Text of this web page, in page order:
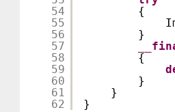
54
55
56
57
58
59
60
61
62
{
}
{
}
}
}